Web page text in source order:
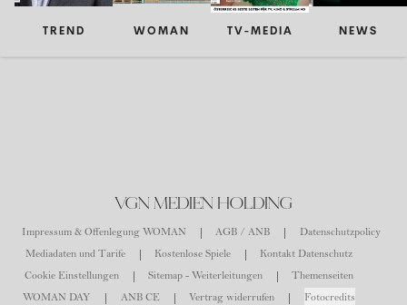
TREND WOMAN TV-MEDIA NEWS
VGN MEDIEN HOLDING
Impressum & Offenlegung WOMAN AGB / ANB
Datenschutzpolicy
Mediadaten und Tarife
Kostenlose Spiele
Kontakt Datenschutz
Cookie Einstellungen
Sitemap - Weiterleitungen
Themenseiten
WOMAN DAY
ANB CE Vertrag widerrufen Fotocredits